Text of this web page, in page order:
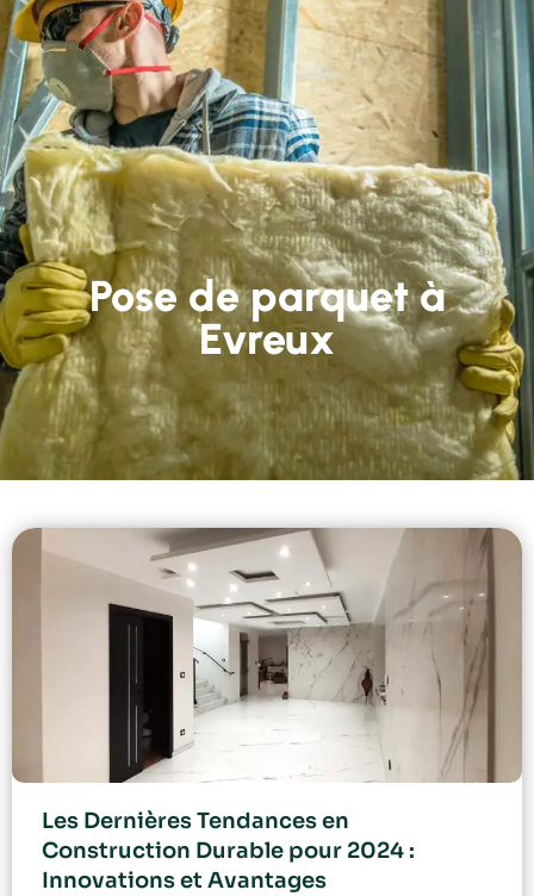
Pose de parquet à
Evreux
Les Dernières Tendances en
Construction Durable pour 2024 :
Innovations et Avantages